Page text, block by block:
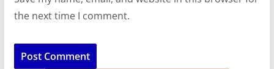
the next time I comment.